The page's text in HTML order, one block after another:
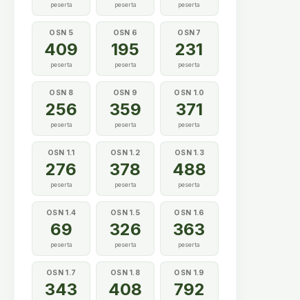
peserta peserta peserta
OSN 5
409
peserta
OSN 6
195
peserta
OSN 7
231
peserta
OSN 8
256
peserta
OSN 9
359
peserta
OSN 1.0
371
peserta
OSN 1.1
276
peserta
OSN 1.2
378
peserta
OSN 1.3
488
peserta
OSN 1.4
69
peserta
OSN 1.5
326
peserta
OSN 1.6
363
peserta
OSN 1.7
343
OSN 1.8
408
OSN 1.9
792